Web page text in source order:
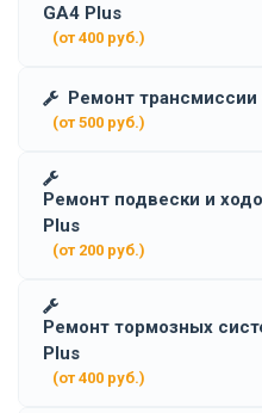
GA4 Plus
(от 400 руб.)
Ремонт
(от 500 руб.)
Ремонт подвески и
Plus
(от 200 руб.)
Ремонт тормозных
Plus
(от 400 руб.)